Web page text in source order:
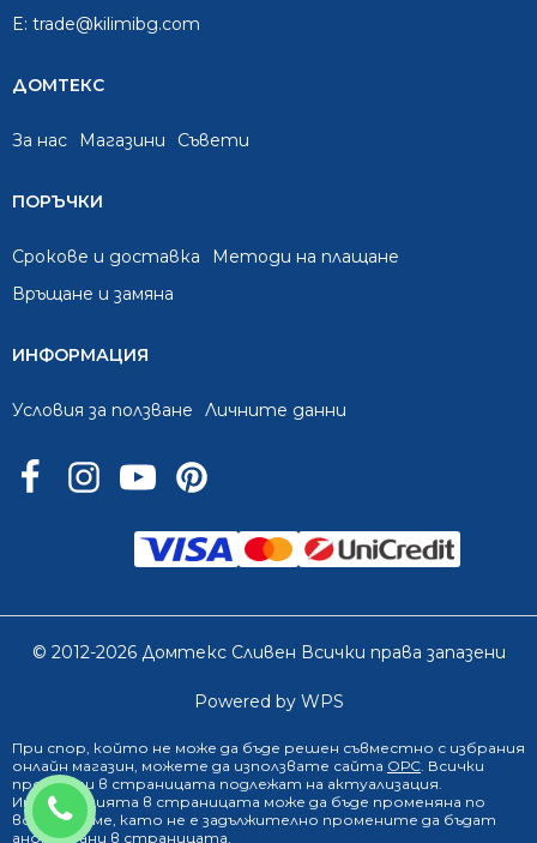
0888 249 719
E: trade@kilimibg.com
ДОМТЕКС
За нас Mагазини Съвети
ПОРЪЧКИ
Срокове и доставка
Методи на плащане
Връщане и замяна
ИНФОРМАЦИЯ
Условия за ползване Личните данни
© 2012-2026 Домтекс Сливен Всички права запазени
Powered by WPS
При спор, който не може да бъде решен съвместно с избрания
онлайн магазин, можете да използвате сайта ОРС. Всички
продукти в страницата подлежат на актуализация.
Информацията в страницата може да бъде променяна по
всяко време, като не е задължително промените да бъдат
анонсирани в страницата.